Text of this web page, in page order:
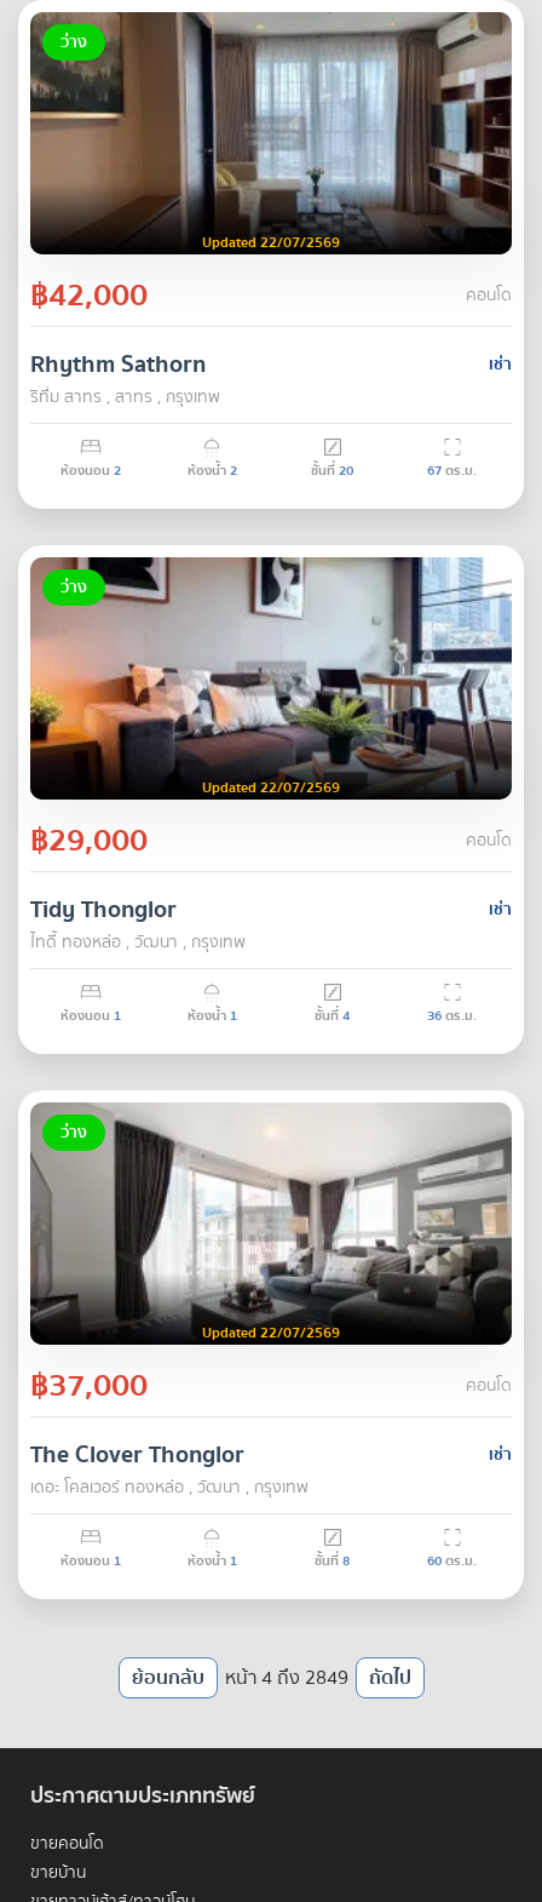
ว่าง
Updated 22/07/2569
฿42,000 คอนโด
เช่า
Rhythm Sathorn
ริทึ่ม สาทร , สาทร , กรุงเทพ
ห้องนอน 2 ห้องน้ำ2 ชั้นที่20 67ตร.ม.
ว่าง
Updated 22/07/2569
฿29,000 คอนโด
เช่า
Tidy Thonglor
ไทดี้ ทองหล่อ , วัฒนา , กรุงเทพ
ห้องนอน 1 ห้องน้ำ 1 ชั้นที่4 36ตร.ม.
ว่าง
Updated 22/07/2569
฿37,000 คอนโด
เช่า
The Clover Thonglor
เดอะ โคลเวอร์ ทองหล่อ , วัฒนา , กรุงเทพ
ห้องนอน 1 ห้องน้ำ 1 ชั้นที่8 60ตร.ม.
ย้อนกลับ หน้า 4 ถึง 2849 ถัดไป
ประกาศตามประเภททรัพย์
ขายคอนโด
ขายบ้าน